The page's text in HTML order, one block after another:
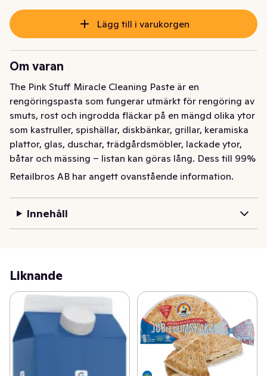
Lägg till i varukorgen
Om varan
The Pink Stuff Miracle Cleaning Paste är en
rengöringspasta som fungerar utmärkt för rengöring av
smuts, rost och ingrodda fläckar på en mängd olika ytor
som kastruller, spishällar, diskbänkar, grillar, keramiska
plattor, glas, duschar, trädgårdsmöbler, lackade ytor,
båtar och mässing – listan kan göras lång. Dess till 99%
procents naturliga innehåll och formulering har
produkt som möjligt utan starka kemikalier. The Pink
Stuff Miracle Cleaning Paste gör det roligt att städa!
som kastruller, spishällar, diskbänkar, grillar, keramiska
plattor, glas, duschar, trädgårdsmöbler, lackade ytor,
båtar och mässing – listan kan göras lång.
Dess till 99% procents naturliga innehåll och
formulering har utvecklats med målsättningen att ta
fram en så effektiv produkt som möjligt utan starka
Retailbros AB har angett ovanstående information.
Innehåll
Liknande